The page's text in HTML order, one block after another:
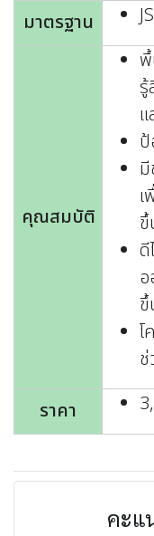
มาตรฐาน
คุณสมบัติ
รู้
แ
ขึ้
ดี
ขึ้
โ
ราคา
คะแ